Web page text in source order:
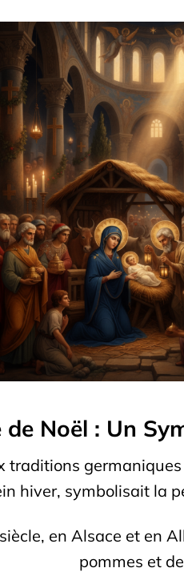
de Noël : Un
traditions
hiver, symbolisait la
en Alsace et en
pommes et